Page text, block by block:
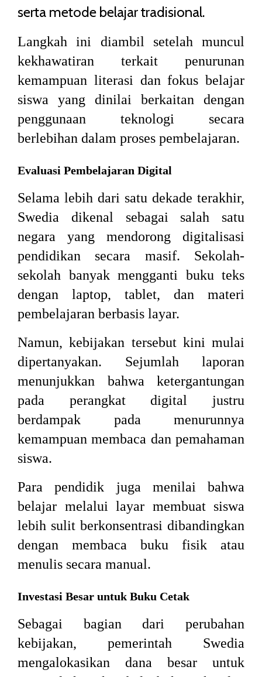
serta metode belajar tradisional.
Langkah ini diambil setelah muncul
kekhawatiran terkait penurunan
kemampuan literasi dan fokus belajar
siswa yang dinilai berkaitan dengan
penggunaan teknologi secara
berlebihan dalam proses pembelajaran.
Evaluasi Pembelajaran Digital
Selama lebih dari satu dekade terakhir,
Swedia dikenal sebagai salah satu
negara yang mendorong digitalisasi
pendidikan secara masif. Sekolah-
sekolah banyak mengganti buku teks
dengan laptop, tablet, dan materi
pembelajaran berbasis layar.
Namun, kebijakan tersebut kini mulai
dipertanyakan. Sejumlah laporan
menunjukkan bahwa ketergantungan
pada perangkat digital justru
berdampak pada menurunnya
kemampuan membaca dan pemahaman
siswa.
Para pendidik juga menilai bahwa
belajar melalui layar membuat siswa
lebih sulit berkonsentrasi dibandingkan
dengan membaca buku fisik atau
menulis secara manual.
Investasi Besar untuk Buku Cetak
Sebagai bagian dari perubahan
kebijakan, pemerintah Swedia
mengalokasikan dana besar untuk